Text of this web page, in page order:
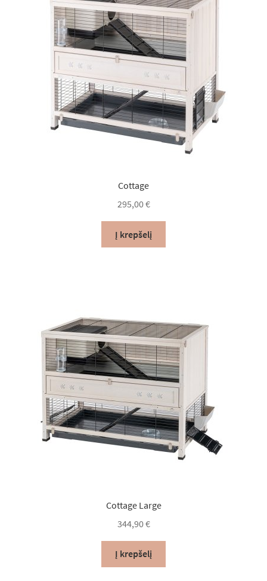
Cottage
295,00€
Į krepšelį
Cottage Large
344,90€
Į krepšelį